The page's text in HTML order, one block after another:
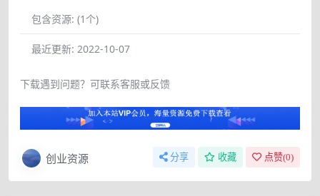
包含资源: (1个)
最近更新: 2022-10-07
下载遇到问题？可联系客服或反馈
创业资源 分享 收藏 点赞(0)